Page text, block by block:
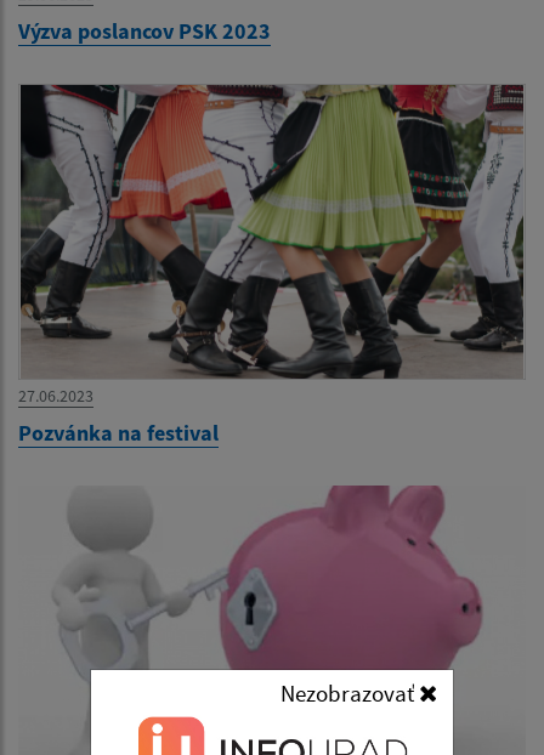
Nezobrazovať
Výzva poslancov PSK 2023
27.06.2023
Pozvánka na festival